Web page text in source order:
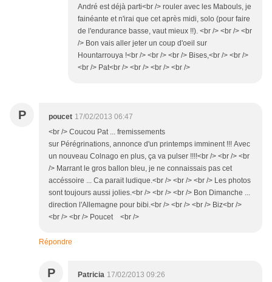
André est déjà parti<br /> rouler avec les Mabouls, je
fainéante et n'irai que cet après midi, solo (pour faire
de l'endurance basse, vaut mieux !!). <br /> <br /> <br
/> Bon vais aller jeter un coup d'oeil sur
Hountarrouya !<br /> <br /> <br /> Bises,<br /> <br />
<br /> Pat<br /> <br /> <br /> <br />
P poucet 17/02/2013 06:47
<br /> Coucou Pat ... fremissements
sur Pérégrinations, annonce d'un printemps imminent !!! Avec
un nouveau Colnago en plus, ça va pulser !!!!<br /> <br /> <br
/> Marrant le gros ballon bleu, je ne connaissais pas cet
accéssoire ... Ca parait ludique.<br /> <br /> <br /> Les photos
sont toujours aussi jolies.<br /> <br /> <br /> Bon Dimanche ...
direction l'Allemagne pour bibi.<br /> <br /> <br /> Biz<br />
<br /> <br /> Poucet <br />
Répondre
P Patricia 17/02/2013 09:26